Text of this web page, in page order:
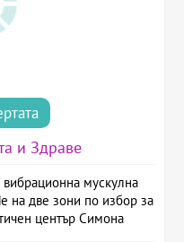
и Здраве
мускулна
на две зони по избор за
център Симона